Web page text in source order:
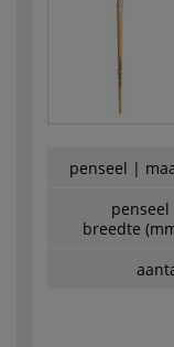
penseel |
penseel
breedte